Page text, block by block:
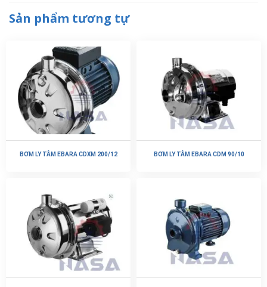
Sản phẩm tương tự
BƠM LY TÂM EBARA CDXM 200/12 BƠM LY TÂM EBARA CDM 90/10